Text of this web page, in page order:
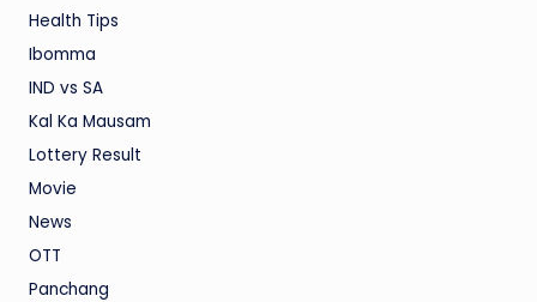
Health Tips
Ibomma
IND vs SA
Kal Ka Mausam
Lottery Result
Movie
News
OTT
Panchang